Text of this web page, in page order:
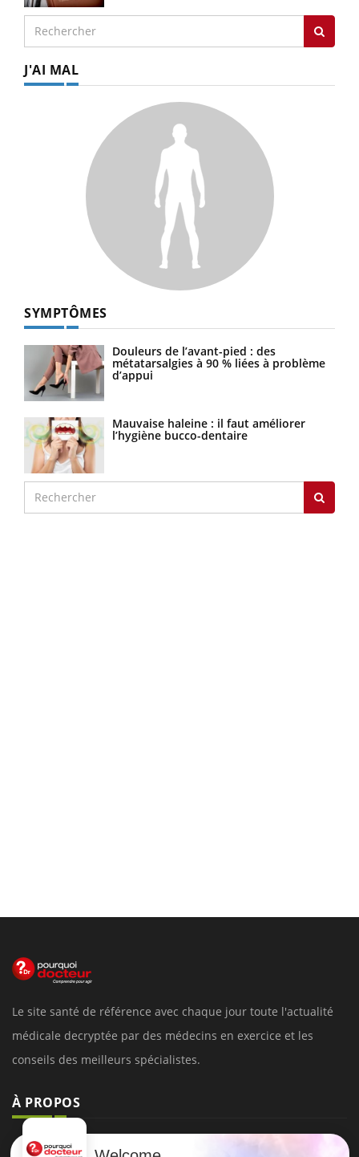
J'AI MAL
SYMPTÔMES
Douleurs de l’avant-pied : des
métatarsalgies à 90 % liées à problème
d’appui
Mauvaise haleine : il faut améliorer
l’hygiène bucco-dentaire
Le site santé de référence avec chaque jour toute l'actualité
médicale decryptée par des médecins en exercice et les
conseils des meilleurs spécialistes.
À PROPOS
Données personnelles et cookies